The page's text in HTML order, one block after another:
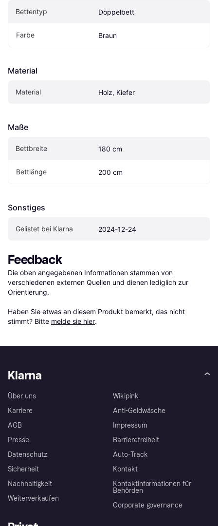
Bettentyp Doppelbett
Farbe Braun
Material
Material Holz, Kiefer
Maße
Bettbreite 180 cm
Bettlänge 200 cm
Sonstiges
Gelistet bei Klarna 2024-12-24
Feedback
Die oben angegebenen Informationen stammen von
verschiedenen externen Quellen und dienen lediglich zur
Orientierung.
Haben Sie etwas an diesem Produkt bemerkt, das nicht
stimmt? Bitte melde sie hier.
Klarna
Über uns
Karriere
AGB
Presse
Datenschutz
Sicherheit
Nachhaltigkeit
Weiterverkaufen
Wikipink
Anti-Geldwäsche
Impressum
Barrierefreiheit
Auto-Track
Kontakt
Kontaktinformationen für
Behörden
Corporate governance